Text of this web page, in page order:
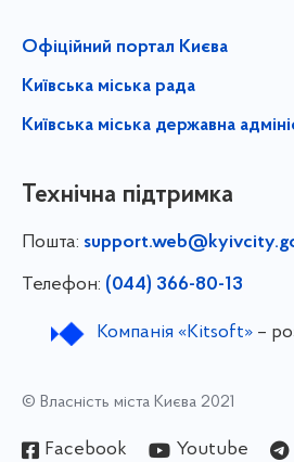
Офіційний портал Києва
Київська міська рада
Київська міська державна
Технічна підтримка
Пошта:
Телефон: (044) 366-80-13
Компанія «Kitsoft»–
© Власність міста Києва 2021
Facebook Youtube